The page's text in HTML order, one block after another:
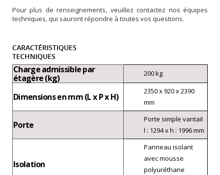
Pour plus de renseignements, veuillez contactez nos équipes
techniques, qui sauront répondre à toutes vos questions.
CARACTÉRISTIQUES
TECHNIQUES
Charge admissible par
étagère (kg)
200 kg
Dimensions en mm (L x P x H)
2350 x 920 x 2390
mm
Porte
Porte simple vantail
l : 1294 x h : 1996 mm
Isolation
Panneau isolant
avec mousse
polyuréthane